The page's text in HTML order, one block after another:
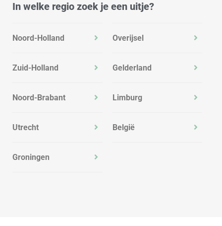
In welke regio zoek je een uitje?
Noord-Holland
Zuid-Holland
Noord-Brabant
Utrecht
Groningen
Overijsel
Gelderland
Limburg
België